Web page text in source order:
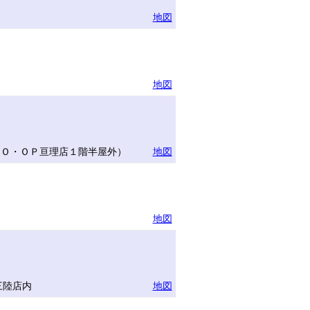
地図
地図
ＯＰ亘理店１階半屋外）
地図
地図
店内
地図